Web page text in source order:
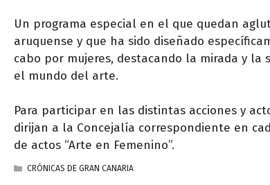
Un programa especial en el que quedan
aruquense y que ha sido diseñado
cabo por mujeres, destacando la mirada y
el mundo del arte.
Para participar en las distintas acciones y
dirijan a la Concejalía correspondiente en
de actos “Arte en Femenino”.
CATEGORÍAS
CRÓNICAS DE GRAN CANARIA